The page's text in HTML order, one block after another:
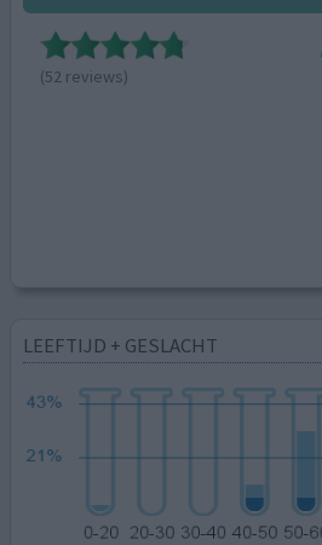
(52 reviews)
LEEFTIJD + GESLACHT